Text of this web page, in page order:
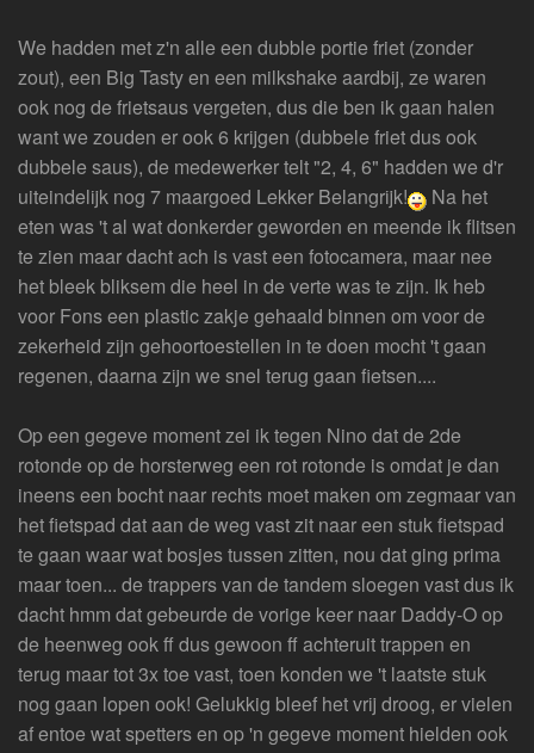
We hadden met z'n alle een dubble portie friet (zonder
zout), een Big Tasty en een milkshake aardbij, ze waren
ook nog de frietsaus vergeten, dus die ben ik gaan halen
want we zouden er ook 6 krijgen (dubbele friet dus ook
dubbele saus), de medewerker telt "2, 4, 6" hadden we d'r
uiteindelijk nog 7 maargoed Lekker Belangrijk!
Na het
eten was 't al wat donkerder geworden en meende ik flitsen
te zien maar dacht ach is vast een fotocamera, maar nee
het bleek bliksem die heel in de verte was te zijn. Ik heb
voor Fons een plastic zakje gehaald binnen om voor de
zekerheid zijn gehoortoestellen in te doen mocht 't gaan
regenen, daarna zijn we snel terug gaan fietsen....
Op een gegeve moment zei ik tegen Nino dat de 2de
rotonde op de horsterweg een rot rotonde is omdat je dan
ineens een bocht naar rechts moet maken om zegmaar van
het fietspad dat aan de weg vast zit naar een stuk fietspad
te gaan waar wat bosjes tussen zitten, nou dat ging prima
maar toen... de trappers van de tandem sloegen vast dus ik
dacht hmm dat gebeurde de vorige keer naar Daddy-O op
de heenweg ook ff dus gewoon ff achteruit trappen en
terug maar tot 3x toe vast, toen konden we 't laatste stuk
nog gaan lopen ook! Gelukkig bleef het vrij droog, er vielen
af entoe wat spetters en op 'n gegeve moment hielden ook